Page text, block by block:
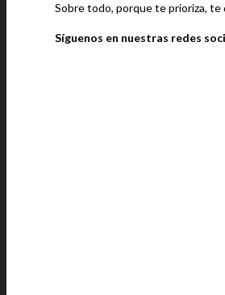
Sobre todo, porque te prioriza,
Síguenos en nuestras redes